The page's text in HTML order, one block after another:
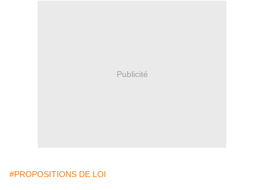
Publicité
#PROPOSITIONS DE LOI